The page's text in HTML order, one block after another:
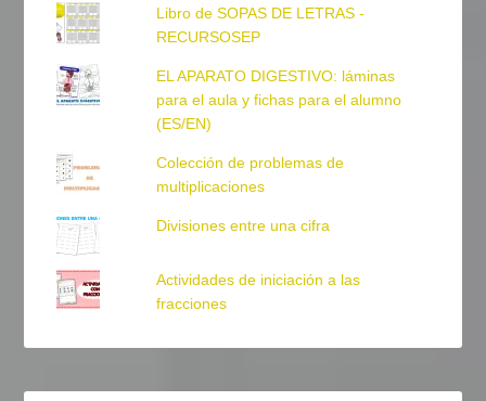
Libro de SOPAS DE LETRAS -
RECURSOSEP
EL APARATO DIGESTIVO: láminas
para el aula y fichas para el alumno
(ES/EN)
Colección de problemas de
multiplicaciones
Divisiones entre una cifra
Actividades de iniciación a las
fracciones